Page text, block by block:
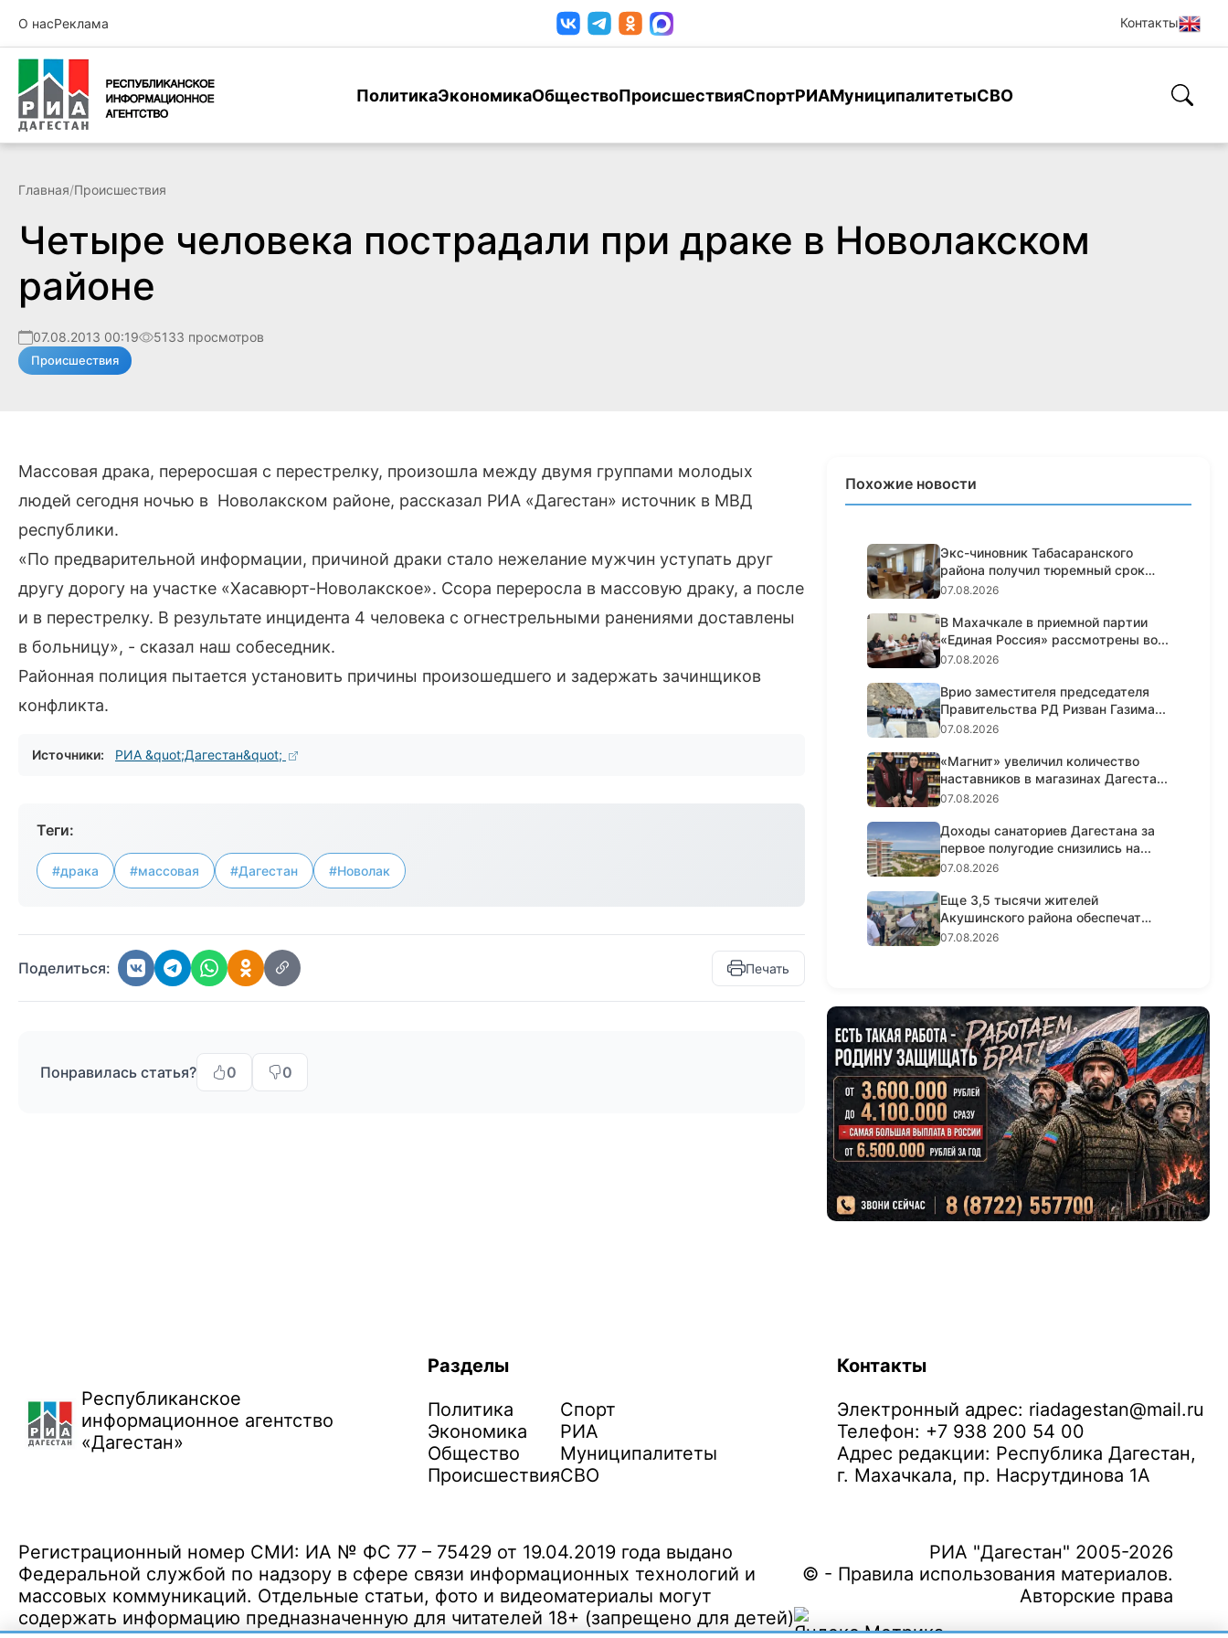
О насРеклама Контакты
ПолитикаЭкономикаОбществоПроисшествияСпортРИАМуниципалитетыСВО
Главная/Происшествия
Четыре человека пострадали при драке в Новолакском
районе
07.08.2013 00:19 5133 просмотров
Происшествия
Массовая драка, переросшая с перестрелку, произошла между двумя группами молодых
людей сегодня ночью в Новолакском районе, рассказал РИА «Дагестан» источник в МВД
республики.
«По предварительной информации, причиной драки стало нежелание мужчин уступать друг
другу дорогу на участке «Хасавюрт-Новолакское». Ссора переросла в массовую драку, а после
и в перестрелку. В результате инцидента 4 человека с огнестрельными ранениями доставлены
в больницу», - сказал наш собеседник.
Районная полиция пытается установить причины произошедшего и задержать зачинщиков
конфликта.
Источники: РИА &quot;Дагестан&quot;
Теги:
#драка #массовая #Дагестан #Новолак
Поделиться: Печать
Понравилась статья? 0 0
Похожие новости
Экс-чиновник Табасаранского
района получил тюремный срок
за...
07.08.2026
В Махачкале в приемной партии
«Единая Россия» рассмотрены во...
07.08.2026
Врио заместителя председателя
Правительства РД Ризван Газима...
07.08.2026
«Магнит» увеличил количество
наставников в магазинах Дагеста...
07.08.2026
Доходы санаториев Дагестана за
первое полугодие снизились на...
07.08.2026
Еще 3,5 тысячи жителей
Акушинского района обеспечат
природны...
07.08.2026
Республиканское
информационное агентство
«Дагестан»
Разделы
Политика
Экономика
Общество
Происшествия
Спорт
РИА
Муниципалитеты
СВО
Контакты
Электронный адрес: riadagestan@mail.ru
Телефон: +7 938 200 54 00
Адрес редакции: Республика Дагестан,
г. Махачкала, пр. Насрутдинова 1А
Регистрационный номер СМИ: ИА № ФС 77 – 75429 от 19.04.2019 года выдано
Федеральной службой по надзору в сфере связи информационных технологий и
массовых коммуникаций. Отдельные статьи, фото и видеоматериалы могут
содержать информацию предназначенную для читателей 18+ (запрещено для детей)
РИА "Дагестан" 2005-2026
© - Правила использования материалов.
Авторские права